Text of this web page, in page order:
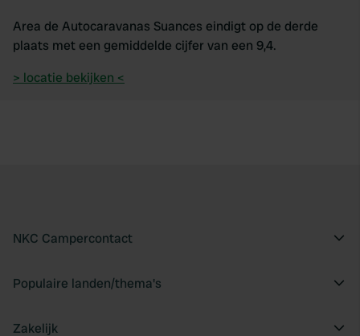
Area de Autocaravanas Suances eindigt op de derde
plaats met een gemiddelde cijfer van een 9,4.
> locatie bekijken <
NKC Campercontact
Populaire landen/thema's
Zakelijk